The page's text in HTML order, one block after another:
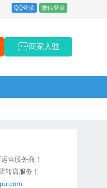
QQ登录 微信登录
商家入驻
营服务商！
转店服务！